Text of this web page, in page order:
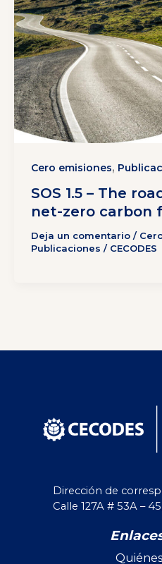
Cero emisiones,
SOS 1.5 – The
net-zero carbon
Deja un comentario /
Publicaciones / CECODES
Dirección de
Calle 127A # 53A –